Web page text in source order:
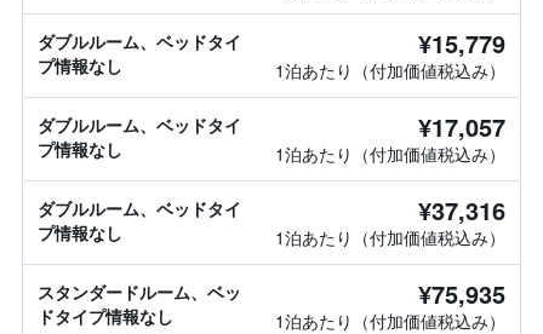
ダブルルーム、ベッドタイ
プ情報なし
¥15,779
1泊あたり（付加価値税込み）
ダブルルーム、ベッドタイ
プ情報なし
¥17,057
1泊あたり（付加価値税込み）
ダブルルーム、ベッドタイ
プ情報なし
¥37,316
1泊あたり（付加価値税込み）
スタンダードルーム、ベッ
ドタイプ情報なし
¥75,935
1泊あたり（付加価値税込み）